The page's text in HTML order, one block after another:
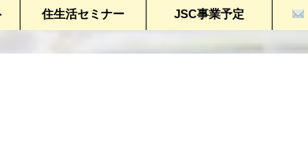
住生活セミナー JSC事業予定